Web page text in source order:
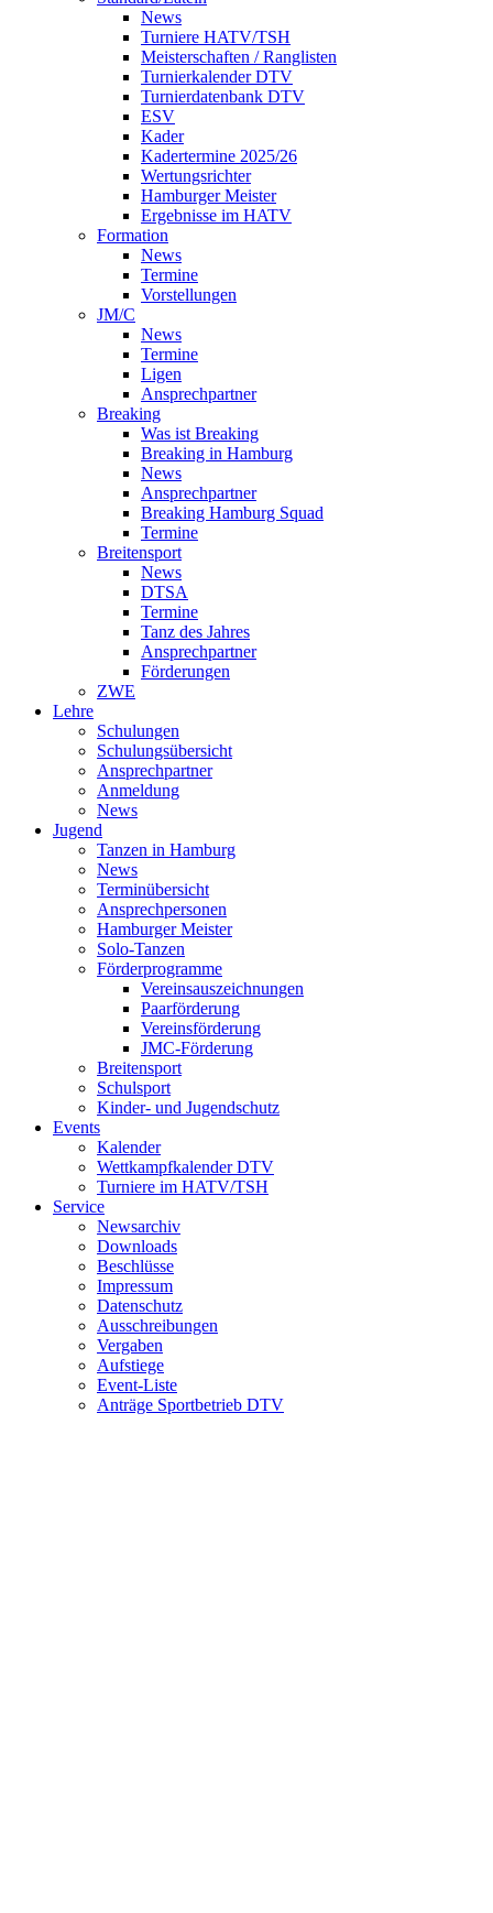
News
Turniere HATV/TSH
Meisterschaften / Ranglisten
Turnierkalender DTV
Turnierdatenbank DTV
ESV
Kader
Kadertermine 2025/26
Wertungsrichter
Hamburger Meister
Ergebnisse im HATV
Formation
News
Termine
Vorstellungen
JM/C
News
Termine
Ligen
Ansprechpartner
Breaking
Was ist Breaking
Breaking in Hamburg
News
Ansprechpartner
Breaking Hamburg Squad
Termine
Breitensport
News
DTSA
Termine
Tanz des Jahres
Ansprechpartner
Förderungen
ZWE
Lehre
Schulungen
Schulungsübersicht
Ansprechpartner
Anmeldung
News
Jugend
Tanzen in Hamburg
News
Terminübersicht
Ansprechpersonen
Hamburger Meister
Solo-Tanzen
Förderprogramme
Vereinsauszeichnungen
Paarförderung
Vereinsförderung
JMC-Förderung
Breitensport
Schulsport
Kinder- und Jugendschutz
Events
Kalender
Wettkampfkalender DTV
Turniere im HATV/TSH
Service
Newsarchiv
Downloads
Beschlüsse
Impressum
Datenschutz
Ausschreibungen
Vergaben
Aufstiege
Event-Liste
Anträge Sportbetrieb DTV